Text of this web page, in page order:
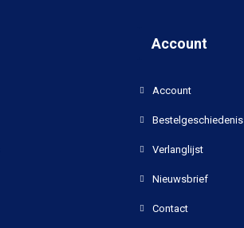
Account
Account
Bestelgeschiedenis
Verlanglijst
Nieuwsbrief
Contact